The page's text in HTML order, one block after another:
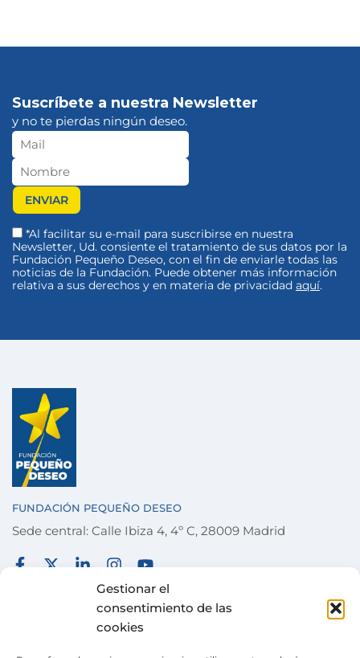
Gestionar el
consentimiento de las
cookies
Suscríbete a nuestra Newsletter
y no te pierdas ningún deseo.
*Al facilitar su e-mail para suscribirse en nuestra
Newsletter, Ud. consiente el tratamiento de sus datos por la
Fundación Pequeño Deseo, con el fin de enviarle todas las
noticias de la Fundación. Puede obtener más información
relativa a sus derechos y en materia de privacidad aquí.
FUNDACIÓN PEQUEÑO DESEO
Sede central: Calle Ibiza 4, 4º C, 28009 Madrid
POLÍTICA DE PRIVACIDAD